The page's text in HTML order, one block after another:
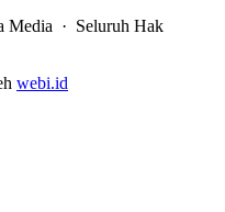
Media · Seluruh Hak
webi.id